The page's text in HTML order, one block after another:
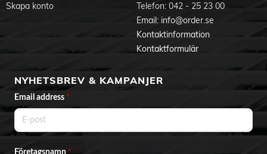
- Garanti för köpskydd
Skapa konto Telefon: 042 - 25 23 00
Email: info@order.se
Kontaktinformation
Kontaktformulär
NYHETSBREV & KAMPANJER
Email address *
Företagsnamn *